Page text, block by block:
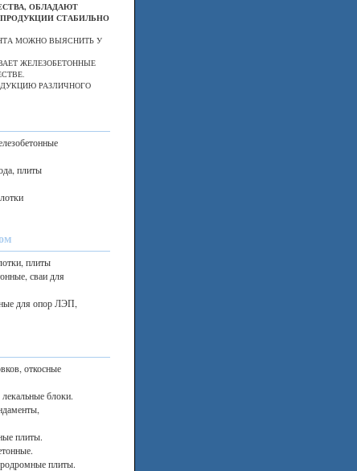
ОБЛАДАЮТ
СТАБИЛЬНО
МОЖНО ВЫЯСНИТЬ У
ЖЕЛЕЗОБЕТОННЫЕ
РАЗЛИЧНОГО
плиты
плиты
сваи для
для опор ЛЭП,
откосные
блоки.
плиты.
плиты.